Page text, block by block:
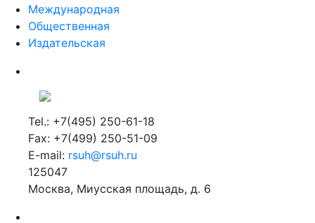
Международная
Общественная
Издательская
Tel.: +7(495) 250-61-18
Fax: +7(499) 250-51-09
E-mail: rsuh@rsuh.ru
125047
Москва, Миусская площадь, д. 6